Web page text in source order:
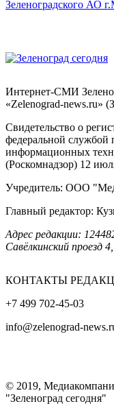
Интернет-СМИ
«Zelenograd-news.ru»
Свидетельство о
федеральной службой
информационных
(Роскомнадзор) 12
Учредитель: ООО
Главный редактор:
Адрес редакции:
Савёлкинский проезд
КОНТАКТЫ
+7 499 702-45-03
info@zelenograd-
© 2019,
"Зеленоград сегодня"